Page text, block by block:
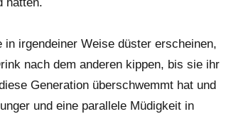
hatten.
irgendeiner Weise düster erscheinen,
nach dem anderen kippen, bis sie ihr
Generation überschwemmt hat und
und eine parallele Müdigkeit in